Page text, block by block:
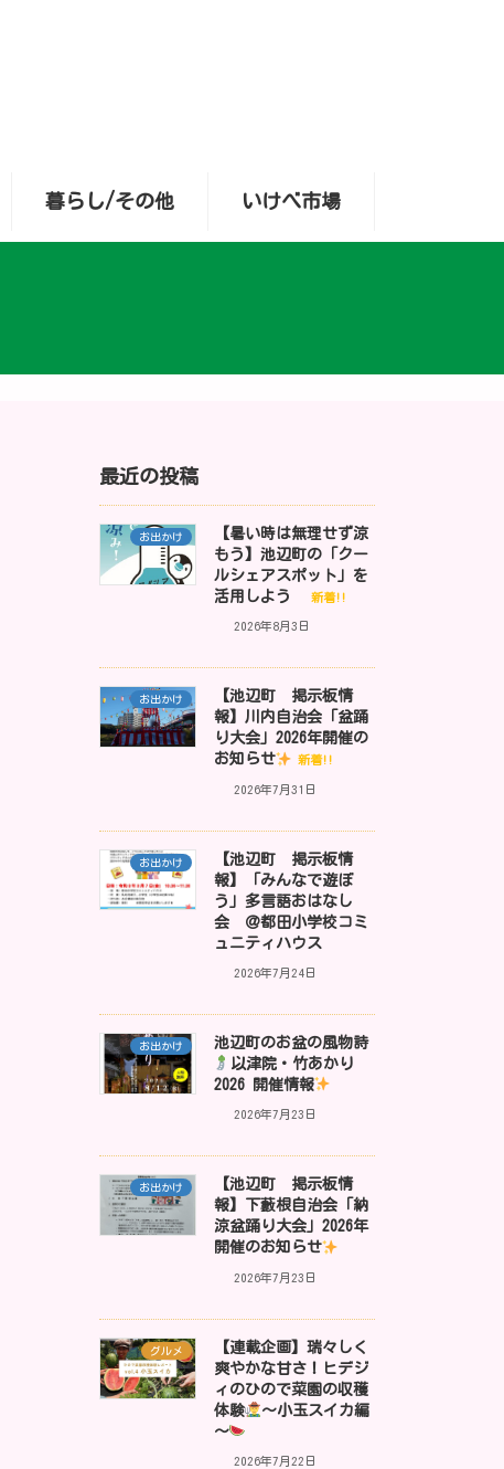
暮らし/その他 いけべ市場
最近の投稿
お出かけ
【暑い時は無理せず涼
もう】池辺町の「クー
ルシェアスポット」を
活用しよう
新着!!
2026年8月3日
お出かけ
【池辺町 掲示板情
報】川内自治会「盆踊
り大会」2026年開催の
お知らせ
新着!!
2026年7月31日
お出かけ
【池辺町 掲示板情
報】「みんなで遊ぼ
う」多言語おはなし
会 ＠都田小学校コミ
ュニティハウス
2026年7月24日
お出かけ
池辺町のお盆の風物詩
以津院・竹あかり
2026 開催情報
2026年7月23日
お出かけ
【池辺町 掲示板情
報】下藪根自治会「納
涼盆踊り大会」2026年
開催のお知らせ
2026年7月23日
グルメ
【連載企画】瑞々しく
爽やかな甘さ！ヒデジ
ィのひので菜園の収穫
体験
～小玉スイカ編
～
2026年7月22日